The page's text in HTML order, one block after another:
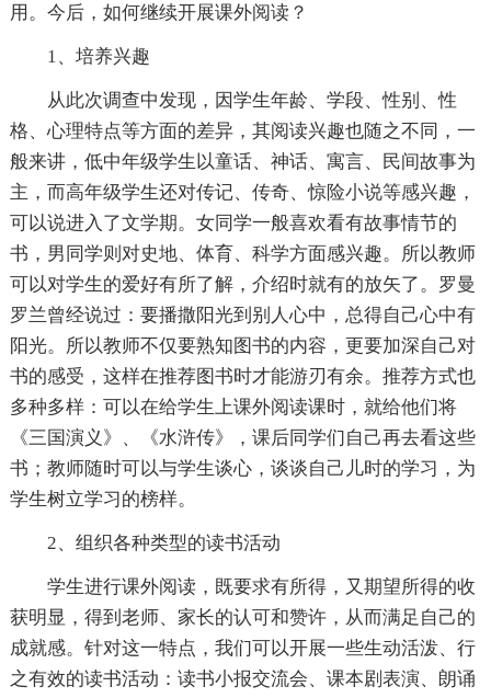
用。今后，如何继续开展课外阅读？
1、培养兴趣
从此次调查中发现，因学生年龄、学段、性别、性
格、心理特点等方面的差异，其阅读兴趣也随之不同，一
般来讲，低中年级学生以童话、神话、寓言、民间故事为
主，而高年级学生还对传记、传奇、惊险小说等感兴趣，
可以说进入了文学期。女同学一般喜欢看有故事情节的
书，男同学则对史地、体育、科学方面感兴趣。所以教师
可以对学生的爱好有所了解，介绍时就有的放矢了。罗曼
罗兰曾经说过：要播撒阳光到别人心中，总得自己心中有
阳光。所以教师不仅要熟知图书的内容，更要加深自己对
书的感受，这样在推荐图书时才能游刃有余。推荐方式也
多种多样：可以在给学生上课外阅读课时，就给他们将
《三国演义》、《水浒传》，课后同学们自己再去看这些
书；教师随时可以与学生谈心，谈谈自己儿时的学习，为
学生树立学习的榜样。
2、组织各种类型的读书活动
学生进行课外阅读，既要求有所得，又期望所得的收
获明显，得到老师、家长的认可和赞许，从而满足自己的
成就感。针对这一特点，我们可以开展一些生动活泼、行
之有效的读书活动：读书小报交流会、课本剧表演、朗诵